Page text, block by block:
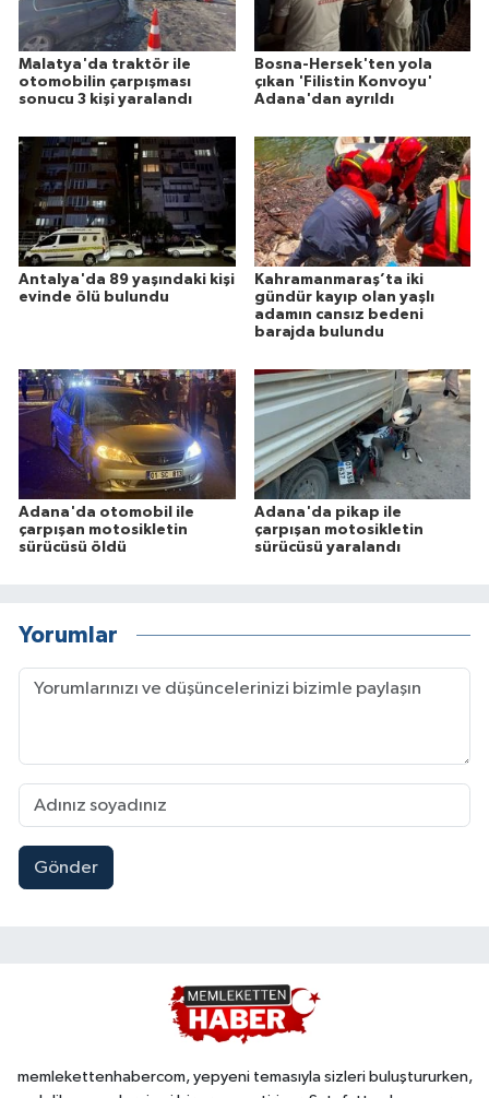
Malatya'da traktör ile
otomobilin çarpışması
sonucu 3 kişi yaralandı
Bosna-Hersek'ten yola
çıkan 'Filistin Konvoyu'
Adana'dan ayrıldı
Antalya'da 89 yaşındaki kişi
evinde ölü bulundu
Kahramanmaraş’ta iki
gündür kayıp olan yaşlı
adamın cansız bedeni
barajda bulundu
Adana'da otomobil ile
çarpışan motosikletin
sürücüsü öldü
Adana'da pikap ile
çarpışan motosikletin
sürücüsü yaralandı
Yorumlar
Gönder
memlekettenhabercom, yepyeni temasıyla sizleri buluştururken,